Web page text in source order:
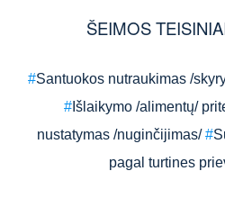
ŠEIMOS
#Santuokos nutraukimas /
#Išlaikymo /alimentų/
nustatymas /nuginčijimas/#
pagal turtines